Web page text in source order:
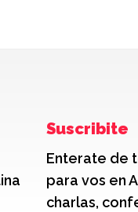
Suscribite
Enterate de
para vos en
charlas,